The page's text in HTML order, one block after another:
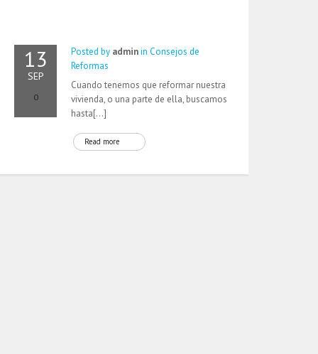
13
SEP
0
Posted by adminin Consejos de
Reformas
Cuando tenemos que reformar nuestra
vivienda, o una parte de ella, buscamos
hasta[…]
Read more